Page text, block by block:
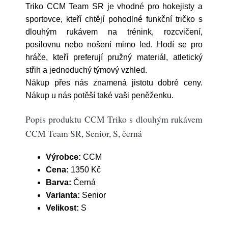
Triko CCM Team SR je vhodné pro hokejisty a
sportovce, kteří chtějí pohodlné funkční tričko s
dlouhým rukávem na trénink, rozcvičení,
posilovnu nebo nošení mimo led. Hodí se pro
hráče, kteří preferují pružný materiál, atletický
střih a jednoduchý týmový vzhled.
Nákup přes nás znamená jistotu dobré ceny.
Nákup u nás potěší také vaši peněženku.
Popis produktu CCM Triko s dlouhým rukávem
CCM Team SR, Senior, S, černá
Výrobce: CCM
Cena: 1350 Kč
Barva: Černá
Varianta: Senior
Velikost: S